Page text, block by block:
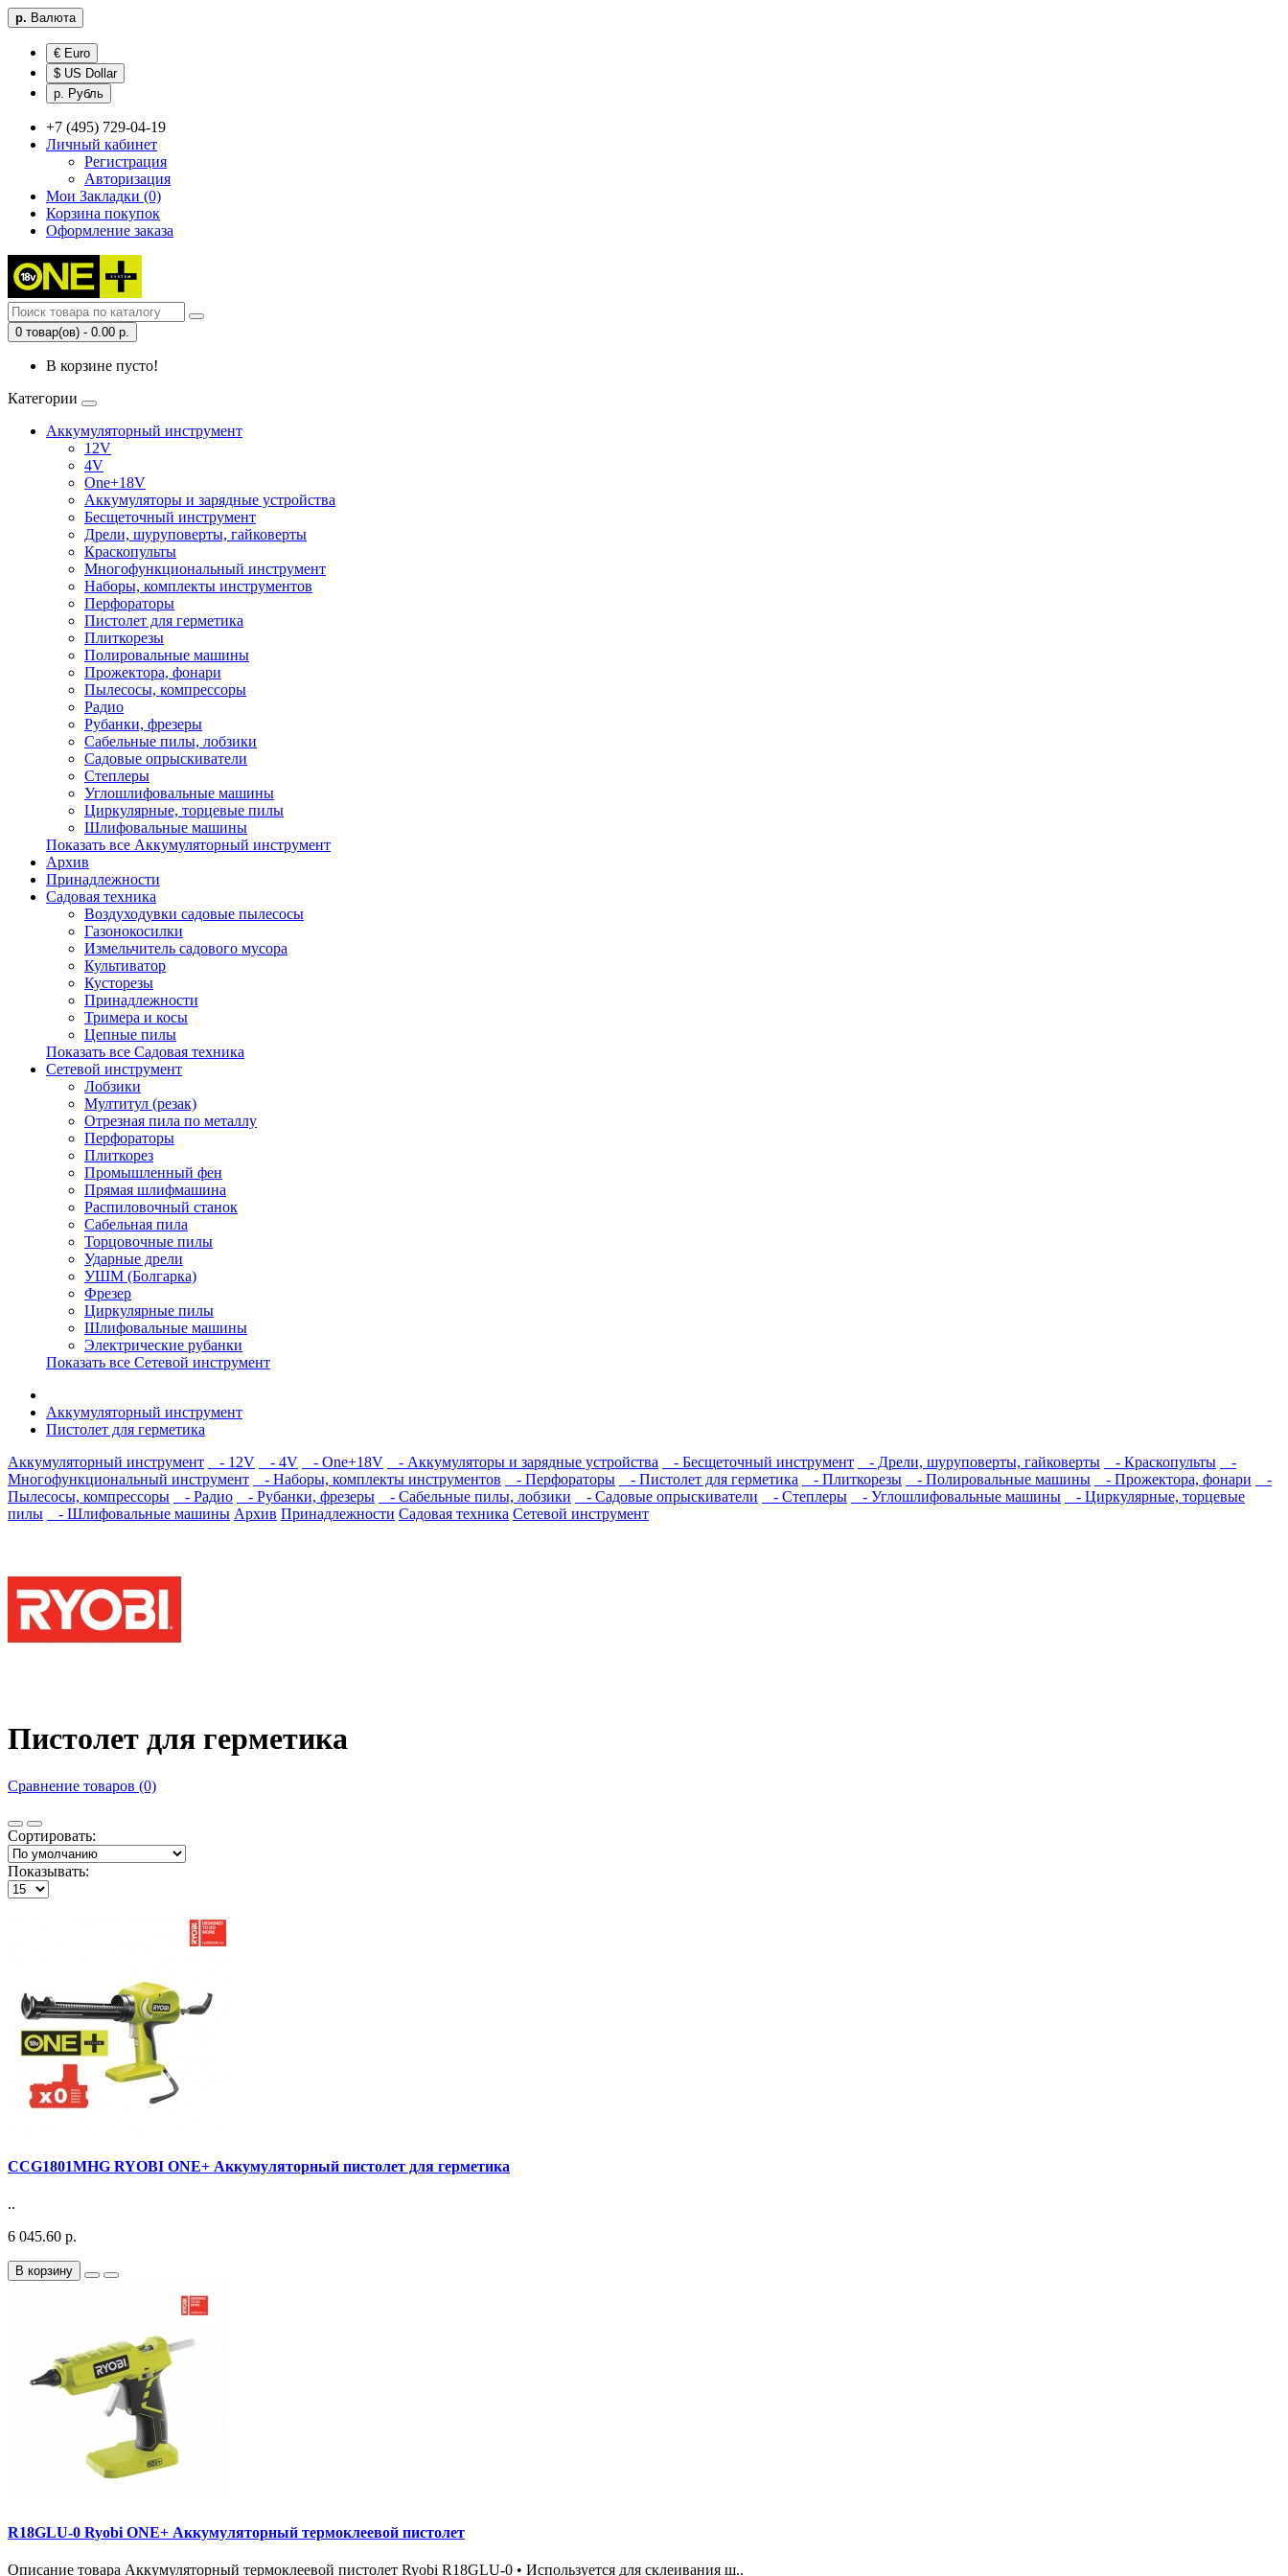
р. Валюта
€ Euro
$ US Dollar
р. Рубль
+7 (495) 729-04-19
Личный кабинет
Регистрация
Авторизация
Мои Закладки (0)
Корзина покупок
Оформление заказа
0 товар(ов) - 0.00 р.
В корзине пусто!
Категории
Аккумуляторный инструмент
12V
4V
One+18V
Аккумуляторы и зарядные устройства
Беcщеточный инструмент
Дрели, шуруповерты, гайковерты
Краскопульты
Многофункциональный инструмент
Наборы, комплекты инструментов
Перфораторы
Пистолет для герметика
Плиткорезы
Полировальные машины
Прожектора, фонари
Пылесосы, компрессоры
Радио
Рубанки, фрезеры
Сабельные пилы, лобзики
Садовые опрыскиватели
Степлеры
Углошлифовальные машины
Циркулярные, торцевые пилы
Шлифовальные машины
Показать все Аккумуляторный инструмент
Архив
Принадлежности
Садовая техника
Воздуходувки садовые пылесосы
Газонокосилки
Измельчитель садового мусора
Культиватор
Кусторезы
Принадлежности
Тримера и косы
Цепные пилы
Показать все Садовая техника
Сетевой инструмент
Лобзики
Мултитул (резак)
Отрезная пила по металлу
Перфораторы
Плиткорез
Промышленный фен
Прямая шлифмашина
Распиловочный станок
Сабельная пила
Торцовочные пилы
Ударные дрели
УШМ (Болгарка)
Фрезер
Циркулярные пилы
Шлифовальные машины
Электрические рубанки
Показать все Сетевой инструмент
Аккумуляторный инструмент
Пистолет для герметика
Аккумуляторный инструмент
- 12V - 4V - One+18V - Аккумуляторы и зарядные устройства - Беcщеточный инструмент - Дрели, шуруповерты, гайковерты - Краскопульты
-
Многофункциональный инструмент
- Наборы, комплекты инструментов - Перфораторы - Пистолет для герметика - Плиткорезы - Полировальные машины - Прожектора, фонари
-
Пылесосы, компрессоры
- Радио - Рубанки, фрезеры - Сабельные пилы, лобзики - Садовые опрыскиватели - Степлеры - Углошлифовальные машины
- Циркулярные, торцевые
пилы
- Шлифовальные машины Архив Принадлежности Садовая техника Сетевой инструмент
Пистолет для герметика
Сравнение товаров (0)
Сортировать:
Показывать:
CCG1801MHG RYOBI ONE+ Аккумуляторный пистолет для герметика
..
6 045.60 р.
В корзину
R18GLU-0 Ryobi ONE+ Аккумуляторный термоклеевой пистолет
Описание товара Аккумуляторный термоклеевой пистолет Ryobi R18GLU-0 • Используется для склеивания ш..